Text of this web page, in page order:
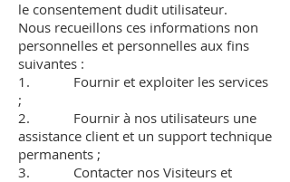
le consentement dudit utilisateur.
Nous recueillons ces informations non
personnelles et personnelles aux fins
suivantes :
1. Fournir et exploiter les services
;
2. Fournir à nos utilisateurs une
assistance client et un support technique
permanents ;
3. Contacter nos Visiteurs et